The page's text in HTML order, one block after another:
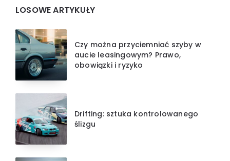
Widgets
LOSOWE ARTYKUŁY
Czy można przyciemniać szyby w
aucie leasingowym? Prawo,
obowiązki i ryzyko
Drifting: sztuka kontrolowanego
ślizgu